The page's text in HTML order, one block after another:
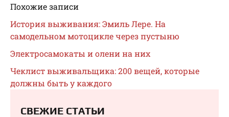
Похожие записи
История выживания: Эмиль Лере. На
самодельном мотоцикле через пустыню
Электросамокаты и олени на них
Чеклист выживальщика: 200 вещей, которые
должны быть у каждого
СВЕЖИЕ СТАТЬИ